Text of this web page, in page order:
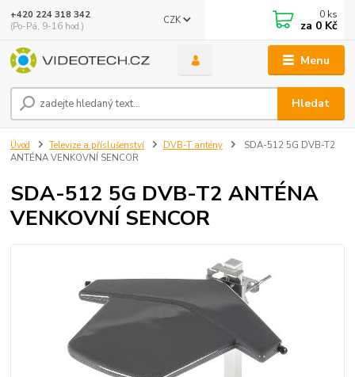
Menu
CZK
Hledat
+420 224 318 342
(Po-Pá, 9-16 hod.)
0 ks
za 0 Kč
Úvod Televize a příslušenství DVB-T antény
SDA-512 5G DVB-T2
ANTÉNA VENKOVNÍ SENCOR
SDA-512 5G DVB-T2 ANTÉNA
VENKOVNÍ SENCOR